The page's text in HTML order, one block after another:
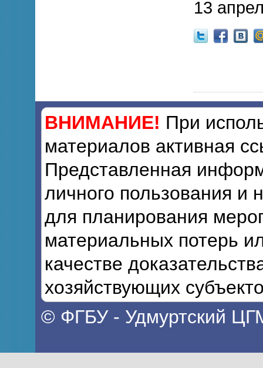
13
ВНИМАНИЕ! При
материалов активная
Представленная
личного пользования и
для планирования
материальных потерь
качестве
хозяйствующих
© ФГБУ - Удмуртский